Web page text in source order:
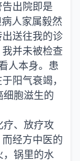
出院即是
人家属毅然
送往我的诊
并未被检查
人本身。患
阳气衰竭，
胞滋生的
疗、放疗攻
经方中医的
，锅里的水